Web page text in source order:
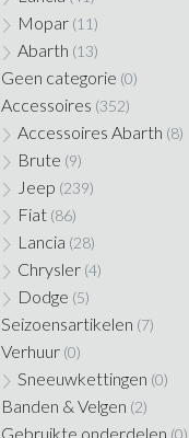
Mopar (11)
Abarth (13)
Geen categorie (0)
Accessoires (352)
Accessoires Abarth (8)
Brute (9)
Jeep (239)
Fiat (86)
Lancia (28)
Chrysler (4)
Dodge (5)
Seizoensartikelen (7)
Verhuur (0)
Sneeuwkettingen (0)
Banden & Velgen (2)
Gebruikte onderdelen (0)